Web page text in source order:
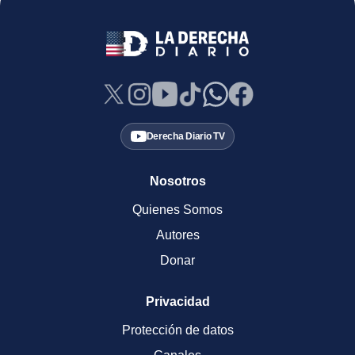
Derecha Diario TV
Nosotros
Quienes Somos
Autores
Donar
Privacidad
Protección de datos